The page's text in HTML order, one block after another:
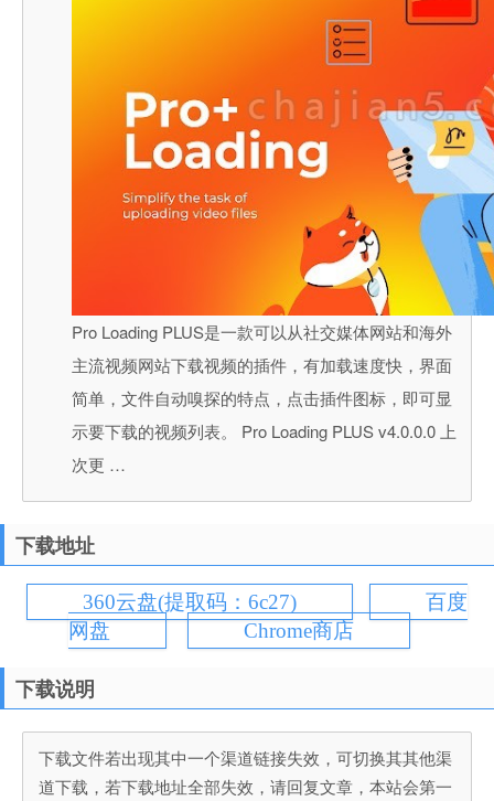
Pro Loading PLUS是一款可以从社交媒体网站和海外
主流视频网站下载视频的插件，有加载速度快，界面
简单，文件自动嗅探的特点，点击插件图标，即可显
示要下载的视频列表。 Pro Loading PLUS v4.0.0.0 上
次更 …
下载地址
360云盘(提取码：6c27)
百度
网盘
Chrome商店
下载说明
下载文件若出现其中一个渠道链接失效，可切换其其他渠
道下载，若下载地址全部失效，请回复文章，本站会第一